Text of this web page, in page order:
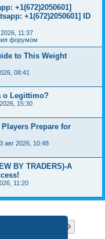
+1(672)2050601]
+1(672)2050601] ID
11:37
форумом
to This Weight
08:41
o Legittimo?
15:30
Prepare for
авг 2026, 10:48
BY TRADERS)-A
11:20